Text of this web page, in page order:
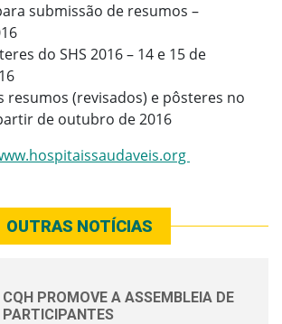
submissão de resumos –
do SHS 2016 – 14 e 15 de
resumos (revisados) e pôsteres no
de outubro de 2016
OUTRAS NOTÍCIAS
CQH PROMOVE A ASSEMBLEIA DE
PARTICIPANTES